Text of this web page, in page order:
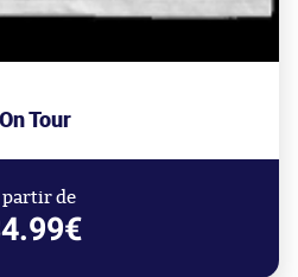
Tour
partir de